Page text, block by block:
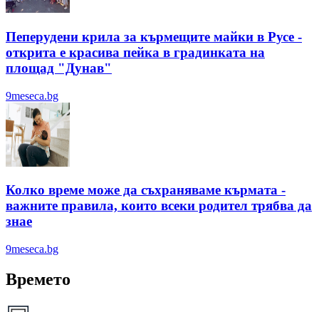
Пеперудени крила за кърмещите майки в Русе -
открита е красива пейка в градинката на
площад "Дунав"
9meseca.bg
Колко време може да съхраняваме кърмата -
важните правила, които всеки родител трябва да
знае
9meseca.bg
Времето